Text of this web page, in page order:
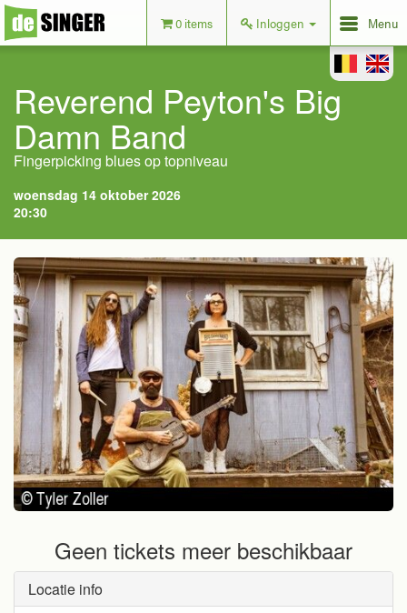
0 items Inloggen Menu
Reverend Peyton's Big
Damn Band
Fingerpicking blues op topniveau
woensdag 14 oktober 2026
20:30
Geen tickets meer beschikbaar
Locatie info